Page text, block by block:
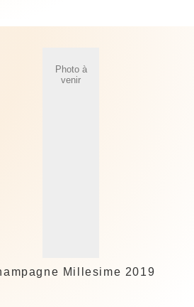
Photo à
venir
Millesime 2019